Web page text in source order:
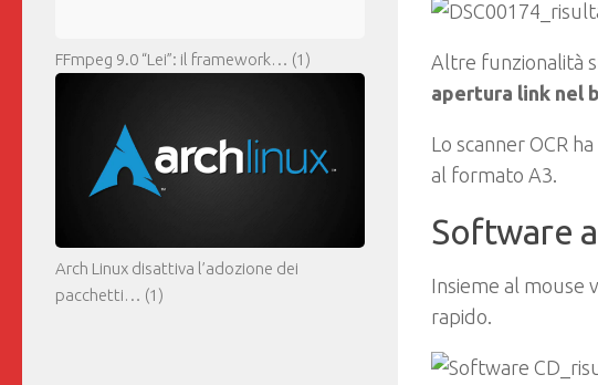
Altre funzionalità
apertura link nel
Lo scanner OCR
al formato A3.
Software
Insieme al mouse
rapido.
FFmpeg 9.0 “Lei”: il framework… (1)
Arch Linux disattiva l’adozione dei
pacchetti… (1)